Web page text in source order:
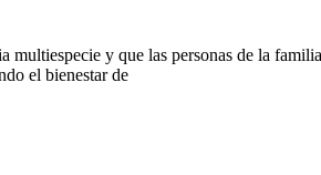
y que las personas de la
el bienestar de